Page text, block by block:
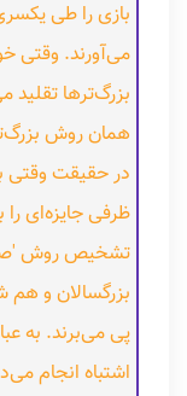
بازی را طی
می‌آورند. وقتی
بزرگ‌ترها تقلید
همان روش
در حقیقت وقتی
ظرفی جایزه‌ای
تشخیص روش
بزرگسالان و هم
پی می‌برند. به
اشتباه انجام